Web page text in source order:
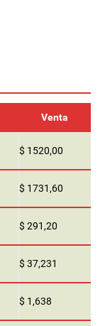
Venta
$ 1520,00
$ 1731,60
$ 291,20
$ 37,231
$ 1,638